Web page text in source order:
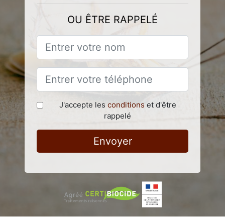
OU ÊTRE RAPPELÉ
J'accepte les conditions et d'être
rappelé
Envoyer